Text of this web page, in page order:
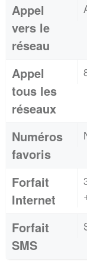
Appel
vers le
réseau
Appel
tous les
réseaux
Numéros
favoris
Forfait
Internet
Forfait
SMS